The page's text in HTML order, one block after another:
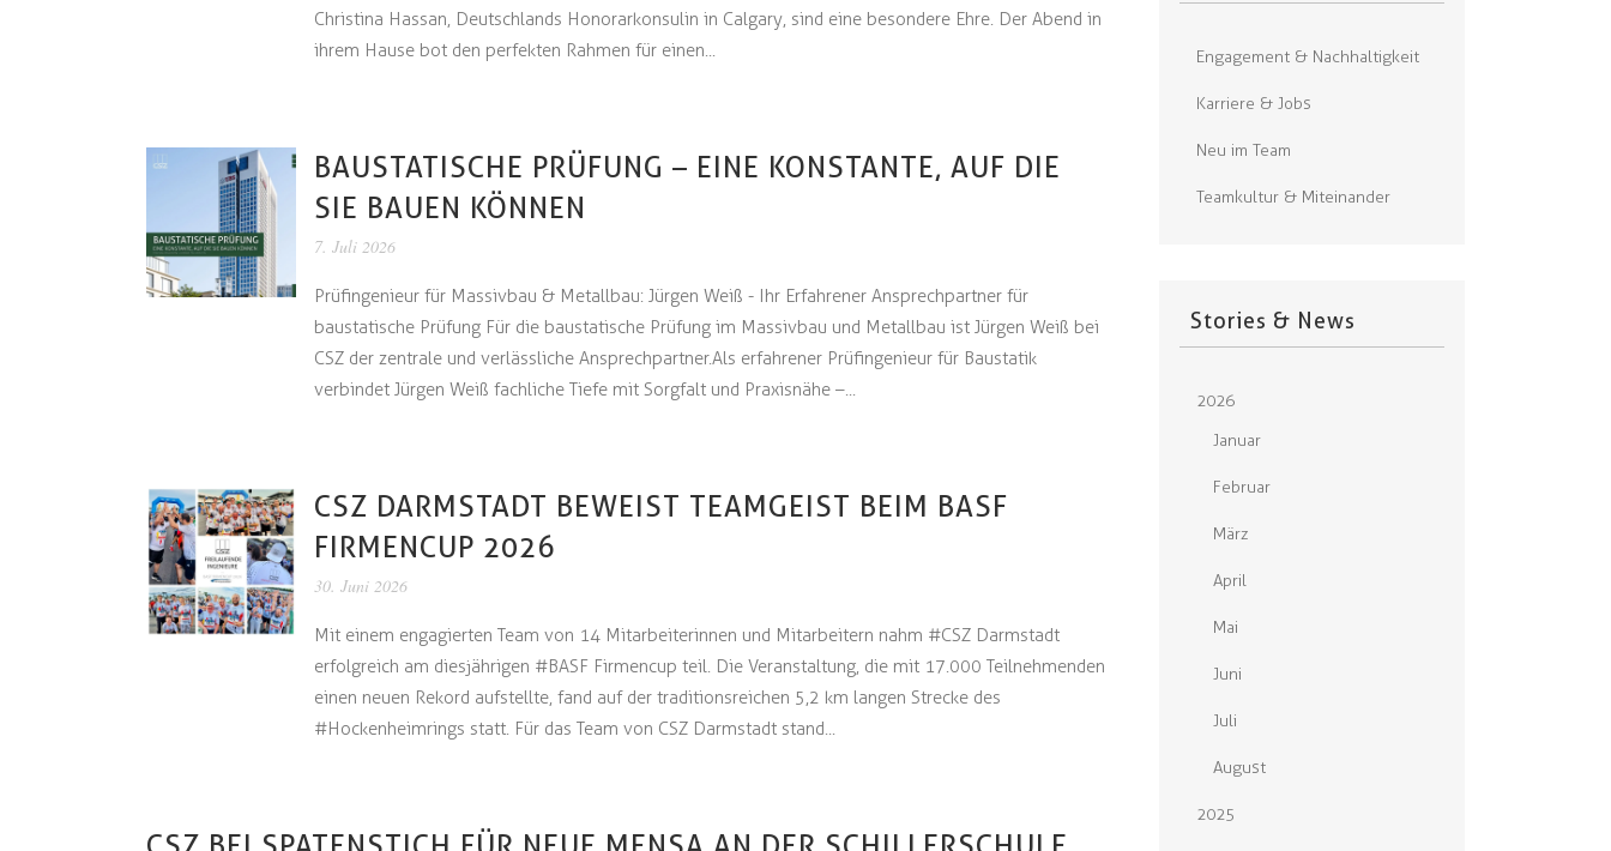
Christina Hassan, Deutschlands Honorarkonsulin in Calgary, sind eine besondere Ehre. Der Abend in
ihrem Hause bot den perfekten Rahmen für einen...
BAUSTATISCHE PRÜFUNG – EINE KONSTANTE, AUF DIE
SIE BAUEN KÖNNEN
7. Juli 2026
Prüfingenieur für Massivbau & Metallbau: Jürgen Weiß - Ihr Erfahrener Ansprechpartner für
baustatische Prüfung Für die baustatische Prüfung im Massivbau und Metallbau ist Jürgen Weiß bei
CSZ der zentrale und verlässliche Ansprechpartner. Als erfahrener Prüfingenieur für Baustatik
verbindet Jürgen Weiß fachliche Tiefe mit Sorgfalt und Praxisnähe –...
CSZ DARMSTADT BEWEIST TEAMGEIST BEIM BASF
FIRMENCUP 2026
30. Juni 2026
Mit einem engagierten Team von 14 Mitarbeiterinnen und Mitarbeitern nahm #CSZ Darmstadt
erfolgreich am diesjährigen #BASF Firmencup teil. Die Veranstaltung, die mit 17.000 Teilnehmenden
einen neuen Rekord aufstellte, fand auf der traditionsreichen 5,2 km langen Strecke des
#Hockenheimrings statt. Für das Team von CSZ Darmstadt stand...
Engagement & Nachhaltigkeit
Karriere & Jobs
Neu im Team
Teamkultur & Miteinander
Stories & News
2026
Januar
Februar
März
April
Mai
Juni
Juli
August
2025